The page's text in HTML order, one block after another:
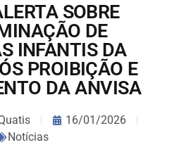
SOBRE
DE
INFANTIS DA
PROIBIÇÃO E
DA ANVISA
16/01/2026
Notícias